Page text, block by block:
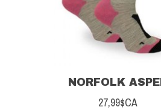
NORFOLK
27,99$CA